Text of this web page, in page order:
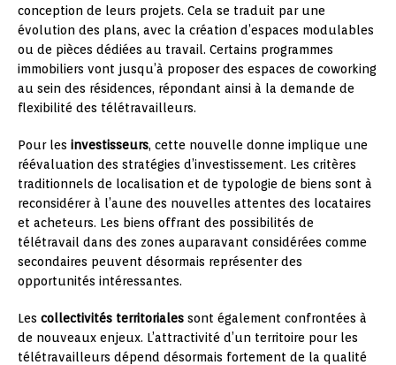
conception de leurs projets. Cela se traduit par une
évolution des plans, avec la création d’espaces modulables
ou de pièces dédiées au travail. Certains programmes
immobiliers vont jusqu’à proposer des espaces de coworking
au sein des résidences, répondant ainsi à la demande de
flexibilité des télétravailleurs.
Pour les investisseurs, cette nouvelle donne implique une
réévaluation des stratégies d’investissement. Les critères
traditionnels de localisation et de typologie de biens sont à
reconsidérer à l’aune des nouvelles attentes des locataires
et acheteurs. Les biens offrant des possibilités de
télétravail dans des zones auparavant considérées comme
secondaires peuvent désormais représenter des
opportunités intéressantes.
Les collectivités territoriales sont également confrontées à
de nouveaux enjeux. L’attractivité d’un territoire pour les
télétravailleurs dépend désormais fortement de la qualité